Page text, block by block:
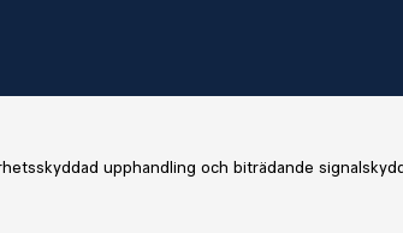
upphandling och biträdande